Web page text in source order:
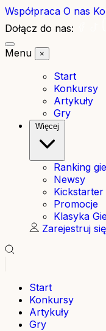
Współpraca O nas
Dołącz do nas:
Menu
×
Start
Konkursy
Artykuły
Gry
Więcej
Ranking
Newsy
Kickstarter
Promocje
Klasyka
Zarejestruj się
Start
Konkursy
Artykuły
Gry